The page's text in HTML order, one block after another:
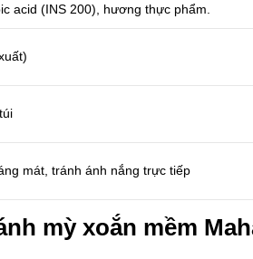
acid (INS 200), hương thực phẩm.
mát, tránh ánh nắng trực tiếp
mỳ xoắn mềm